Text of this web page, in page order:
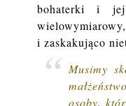
bohaterki i
i zaskakująco
Musimy
osoby,